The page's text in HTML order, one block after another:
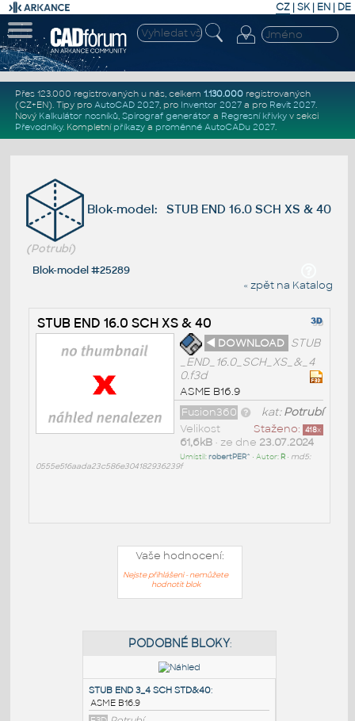
CZ | SK| EN | DE
Přes 123.000 registrovaných u nás, celkem 1.130.000registrovaných
(CZ+EN). Tipy pro AutoCAD 2027, pro Inventor 2027a pro Revit 2027.
Nový Kalkulátor nosníků, Spirograf generátor a Regresní křivkyv sekci
Převodníky. Kompletní příkazya proměnné AutoCADu 2027.
Blok-model: STUB END 16.0 SCH XS & 40
(Potrubí)
Blok-model #25289
« zpět na Katalog
STUB END 16.0 SCH XS & 40
◄ DOWNLOAD STUB
_END_16.0_SCH_XS_&_4
0.f3d
ASME B16.9
kat:Potrubí
Fusion360
Staženo: 418x
Velikost
61,6kB• ze dne 23.07.2024
Umístil:robertPER^ • Autor: R• md5:
0555e516aada23c586e304182936239f
Vaše hodnocení:
Nejste přihlášeni - nemůžete
hodnotit blok